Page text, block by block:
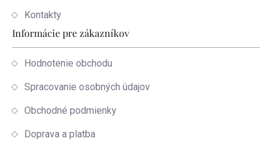
Kontakty
Informácie pre zákazníkov
Hodnotenie obchodu
Spracovanie osobných údajov
Obchodné podmienky
Doprava a platba